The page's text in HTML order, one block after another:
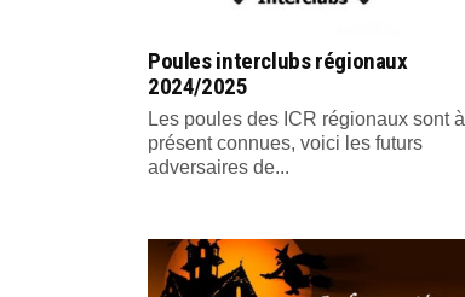
Poules interclubs régionaux
2024/2025
Les poules des ICR régionaux sont à
présent connues, voici les futurs
adversaires de...